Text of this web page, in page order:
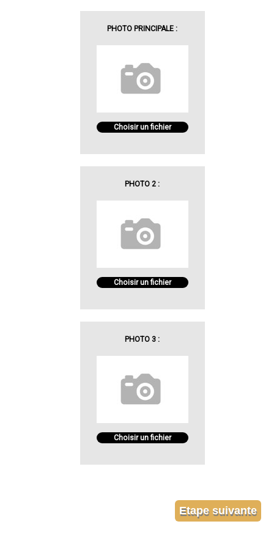
PHOTO PRINCIPALE :
Choisir un fichier
PHOTO 2 :
Choisir un fichier
PHOTO 3 :
Choisir un fichier